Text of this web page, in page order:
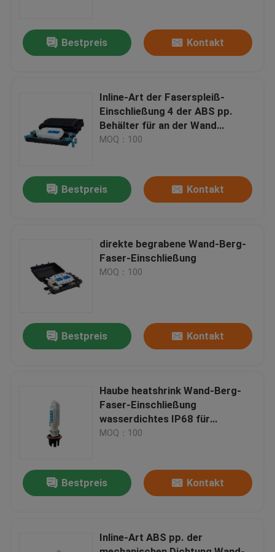
Haus
Über uns
Qualitätskontrolle
Fiber Optic Spleissmuffe
Dome Fiber Optic Spleissmuffe
Faser-gemeinsame Optikschließung
Faseroptische Cleaver Nachspannbox
Bestpreis Kontakt
Inline-Art der Faserspleiß-
Einschließung 4 der ABS pp.
Behälter für an der Wand
befestigtes
MOQ：100
Bestpreis Kontakt
direkte begrabene Wand-Berg-
Faser-Einschließung
MOQ：100
Bestpreis Kontakt
Haube heatshrink Wand-Berg-
Faser-Einschließung
wasserdichtes IP68 für
Rohrleitung
MOQ：100
Bestpreis Kontakt
Inline-Art ABS pp. der